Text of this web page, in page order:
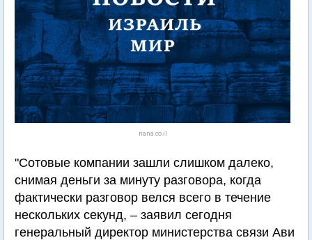
nana.co.il
"Сотовые компании зашли слишком далеко,
снимая деньги за минуту разговора, когда
фактически разговор велся всего в течение
нескольких секунд, – заявил сегодня
генеральный директор министерства связи Ави